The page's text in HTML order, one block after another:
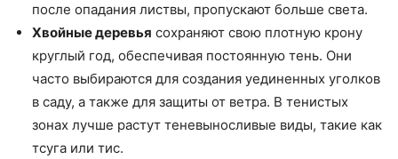
после опадания листвы, пропускают больше света.
Хвойные деревья сохраняют свою плотную крону
круглый год, обеспечивая постоянную тень. Они
часто выбираются для создания уединенных уголков
в саду, а также для защиты от ветра. В тенистых
зонах лучше растут теневыносливые виды, такие как
тсуга или тис.